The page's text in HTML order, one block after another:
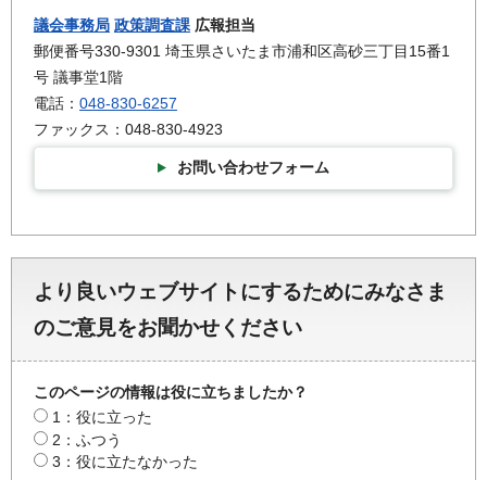
議会事務局 政策調査課 広報担当
郵便番号330-9301 埼玉県さいたま市浦和区高砂三丁目15番1
号 議事堂1階
電話： 048-830-6257
ファックス：048-830-4923
お問い合わせフォーム
より良いウェブサイトにするためにみなさま
のご意見をお聞かせください
このページの情報は役に立ちましたか？
1：役に立った
2：ふつう
3：役に立たなかった